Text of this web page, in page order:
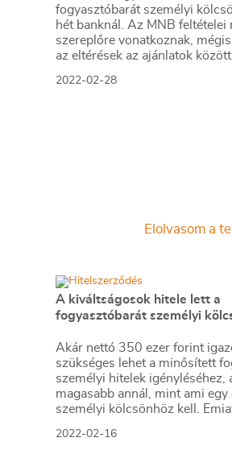
fogyasztóbarát személyi
hét banknál. Az MNB feltételei
szereplőre vonatkoznak,
az eltérések az ajánlatok
2022-02-28
Elolvasom a
A kiváltságosok hitele lett a
fogyasztóbarát személyi
Akár nettó 350 ezer forint
szükséges lehet a minősített
személyi hitelek igényléséhez,
magasabb annál, mint ami egy
személyi kölcsönhöz kell.
több hitelintézetnél nem
2022-02-16